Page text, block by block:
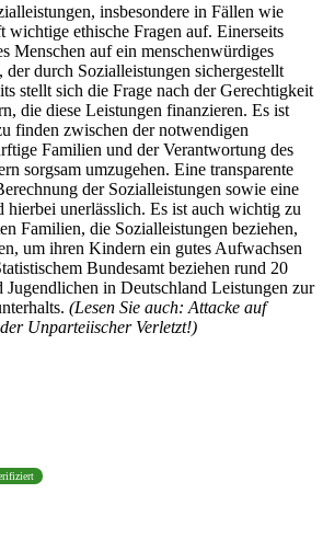
insbesondere in Fällen wie
ethische Fragen auf. Einerseits
Menschen auf ein menschenwürdiges
durch Sozialleistungen sichergestellt
stellt sich die Frage nach der Gerechtigkeit
die diese Leistungen finanzieren. Es ist
finden zwischen der notwendigen
Familien und der Verantwortung des
sorgsam umzugehen. Eine transparente
der Sozialleistungen sowie eine
unerlässlich. Es ist auch wichtig zu
Familien, die Sozialleistungen beziehen,
um ihren Kindern ein gutes Aufwachsen
Bundesamt beziehen rund 20
in Deutschland Leistungen zur
(Lesen Sie auch: Attacke auf
Unparteiischer Verletzt!)